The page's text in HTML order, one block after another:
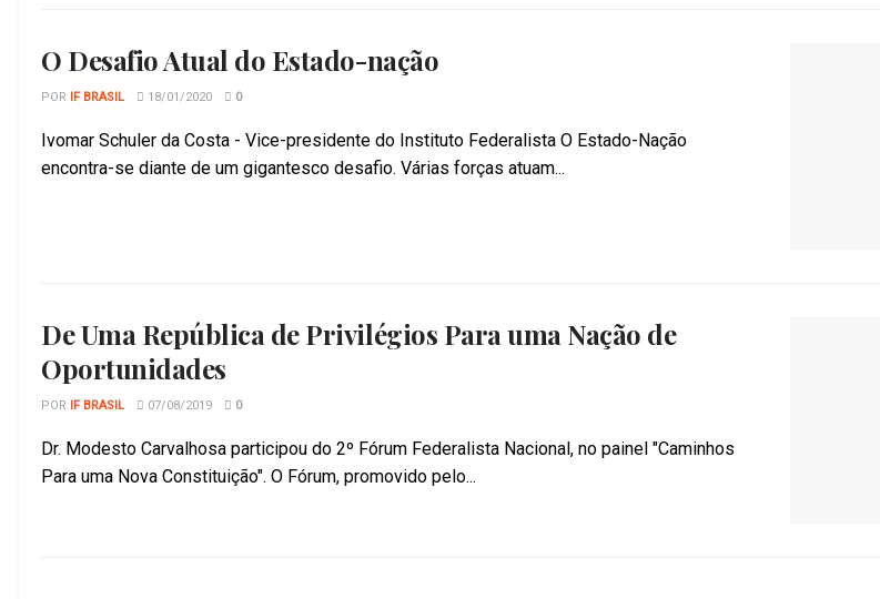
O Desafio Atual do Estado-nação
POR IF BRASIL 18/01/2020 0
Ivomar Schuler da Costa - Vice-presidente do Instituto Federalista O Estado-Nação
encontra-se diante de um gigantesco desafio. Várias forças atuam...
De Uma República de Privilégios Para uma Nação de
Oportunidades
POR IF BRASIL 07/08/2019 0
Dr. Modesto Carvalhosa participou do 2º Fórum Federalista Nacional, no painel "Caminhos
Para uma Nova Constituição". O Fórum, promovido pelo...